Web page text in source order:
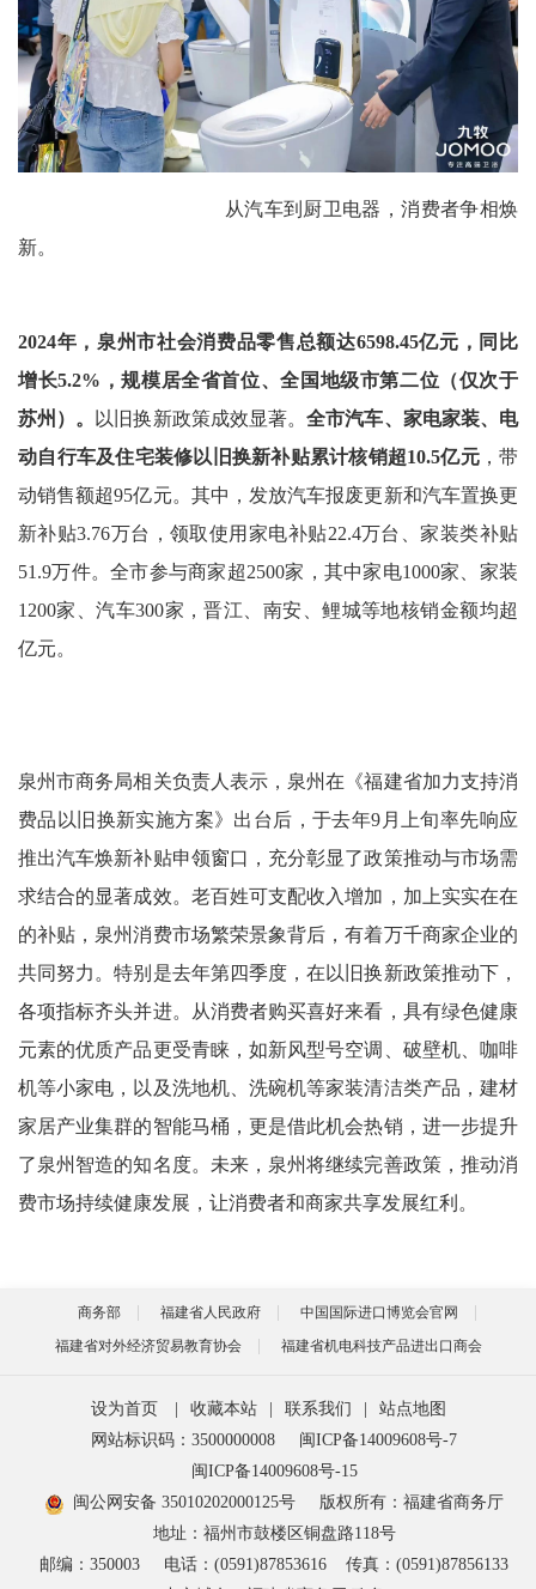
从汽车到厨卫电器，消费者争相焕
新。
2024年，泉州市社会消费品零售总额达6598.45亿元，同比
增长5.2%，规模居全省首位、全国地级市第二位（仅次于
苏州）。 以旧换新政策成效显著。全市汽车、家电家装、电
动自行车及住宅装修以旧换新补贴累计核销超10.5亿元，带
动销售额超95亿元。其中，发放汽车报废更新和汽车置换更
新补贴3.76万台，领取使用家电补贴22.4万台、家装类补贴
51.9万件。全市参与商家超2500家，其中家电1000家、家装
1200家、汽车300家，晋江、南安、鲤城等地核销金额均超
亿元。
泉州市商务局相关负责人表示，泉州在《福建省加力支持消
费品以旧换新实施方案》出台后，于去年9月上旬率先响应
推出汽车焕新补贴申领窗口，充分彰显了政策推动与市场需
求结合的显著成效。老百姓可支配收入增加，加上实实在在
的补贴，泉州消费市场繁荣景象背后，有着万千商家企业的
共同努力。特别是去年第四季度，在以旧换新政策推动下，
各项指标齐头并进。从消费者购买喜好来看，具有绿色健康
元素的优质产品更受青睐，如新风型号空调、破壁机、咖啡
机等小家电，以及洗地机、洗碗机等家装清洁类产品，建材
家居产业集群的智能马桶，更是借此机会热销，进一步提升
了泉州智造的知名度。未来，泉州将继续完善政策，推动消
费市场持续健康发展，让消费者和商家共享发展红利。
商务部 福建省人民政府
中国国际进口博览会官网
福建省对外经济贸易教育协会
福建省机电科技产品进出口商会
设为首页 收藏本站 联系我们
站点地图
网站标识码：3500000008
闽ICP备14009608号-7
闽ICP备14009608号-15
闽公网安备 35010202000125号
版权所有：福建省商务厅
地址：福州市鼓楼区铜盘路118号
邮编：350003
电话：(0591)87853616
传真：(0591)87856133